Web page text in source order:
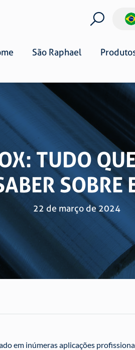
São Raphael
TUDO
SOBRE
22 de março de 2024
em inúmeras aplicações